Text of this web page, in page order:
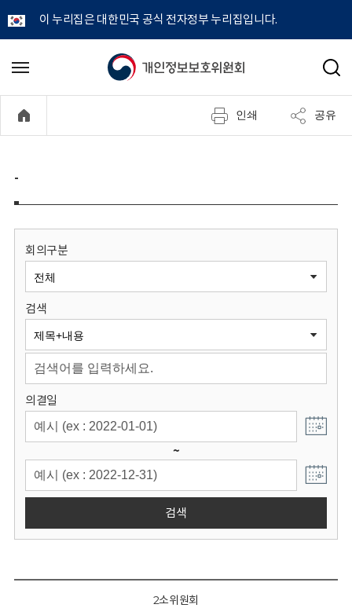
이 누리집은 대한민국 공식 전자정부 누리집입니다.
개
정
보
원
회
메
기
검
인쇄 공유
-
회의구분
검색
의결일
~
검색
2소위원회